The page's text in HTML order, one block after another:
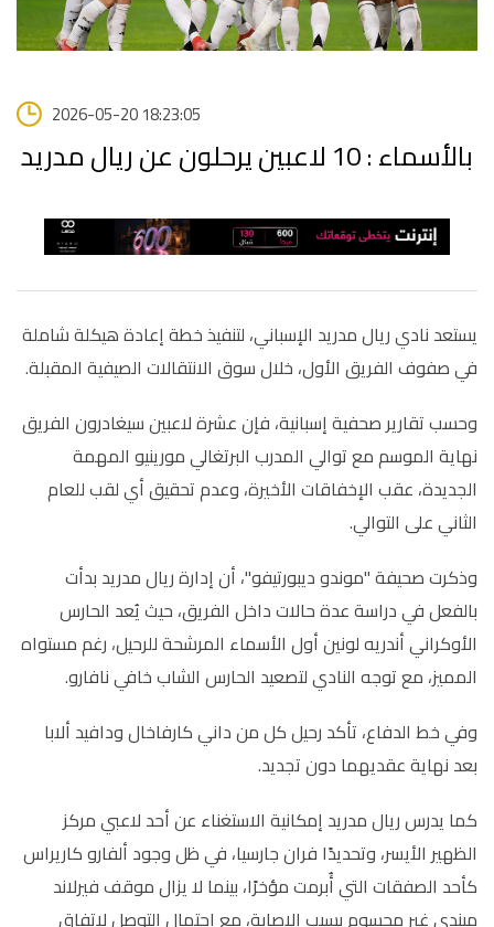
2026-05-20 18:23:05
بالأسماء : 10 لاعبين يرحلون عن ريال مدريد
يستعد نادي ريال مدريد الإسباني، لتنفيذ خطة إعادة هيكلة شاملة
في صفوف الفريق الأول، خلال سوق الانتقالات الصيفية المقبلة.
وحسب تقارير صحفية إسبانية، فإن عشرة لاعبين سيغادرون الفريق
نهاية الموسم مع توالي المدرب البرتغالي مورينيو المهمة
الجديدة، عقب الإخفاقات الأخيرة، وعدم تحقيق أي لقب للعام
الثاني على التوالي.
وذكرت صحيفة "موندو ديبورتيفو"، أن إدارة ريال مدريد بدأت
بالفعل في دراسة عدة حالات داخل الفريق، حيث يُعد الحارس
الأوكراني أندريه لونين أول الأسماء المرشحة للرحيل، رغم مستواه
المميز، مع توجه النادي لتصعيد الحارس الشاب خافي نافارو.
وفي خط الدفاع، تأكد رحيل كل من داني كارفاخال ودافيد ألابا
بعد نهاية عقديهما دون تجديد.
كما يدرس ريال مدريد إمكانية الاستغناء عن أحد لاعبي مركز
الظهير الأيسر، وتحديدًا فران جارسيا، في ظل وجود ألفارو كاريراس
كأحد الصفقات التي أُبرمت مؤخرًا، بينما لا يزال موقف فيرلاند
ميندي غير محسوم بسبب الإصابة، مع احتمال التوصل لاتفاق